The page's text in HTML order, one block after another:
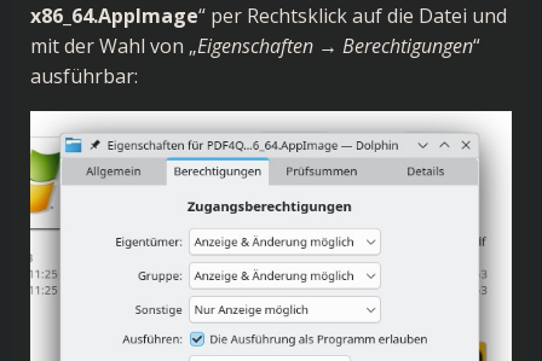
x86_64.AppImage“ per Rechtsklick auf die Datei und
mit der Wahl von „Eigenschaften → Berechtigungen“
ausführbar: